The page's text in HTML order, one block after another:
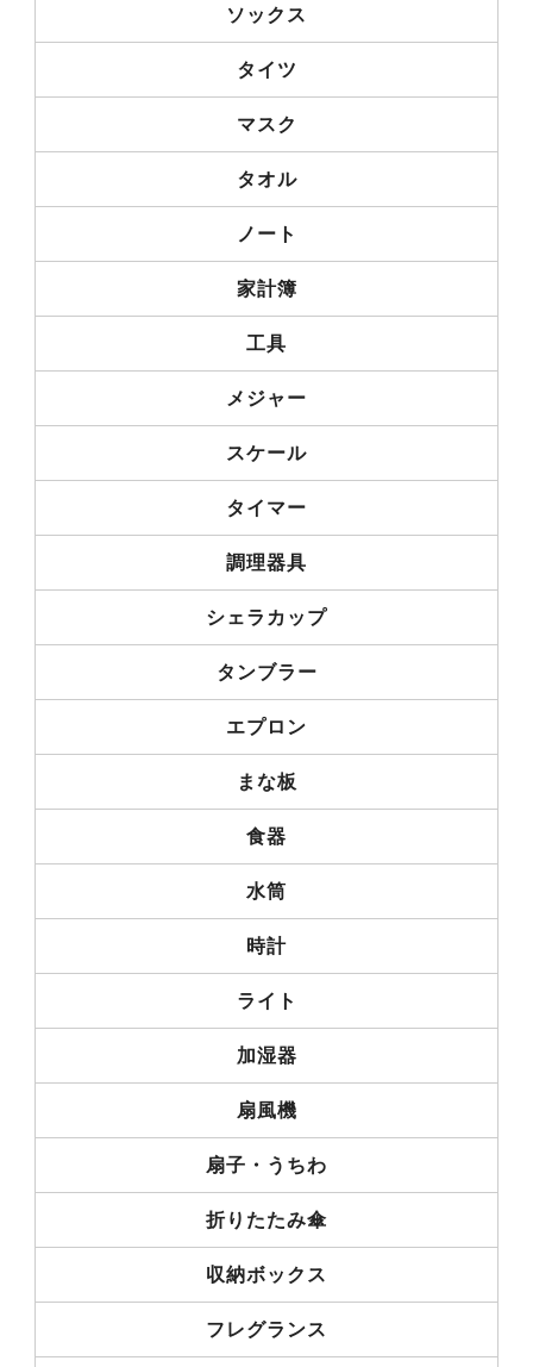
ソックス
タイツ
マスク
タオル
ノート
家計簿
工具
メジャー
スケール
タイマー
調理器具
シェラカップ
タンブラー
エプロン
まな板
食器
水筒
時計
ライト
加湿器
扇風機
扇子・うちわ
折りたたみ傘
収納ボックス
フレグランス